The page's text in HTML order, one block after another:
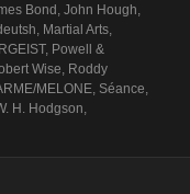
Bond ,John Hough,
, Martial Arts,
, Powell &
Wise, Roddy
MELONE, Séance,
H. Hodgson,